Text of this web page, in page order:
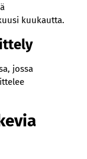
kuukautta.
jossa